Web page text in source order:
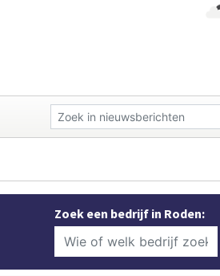
Zoek een bedrijf in Roden: